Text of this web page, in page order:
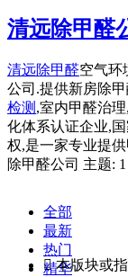
清远除甲醛
清远除甲醛空气环
公司.提供新房除甲
检测 ,室内甲醛治理,
化体系认证企业,
权,是一家专业提
除甲醛公司 主题:
全部
最新
热门
精华
 本版块或